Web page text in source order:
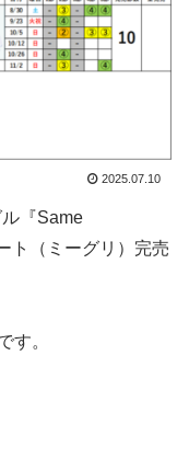
2025.07.10
『Same
ト（ミーグリ）完売
す。